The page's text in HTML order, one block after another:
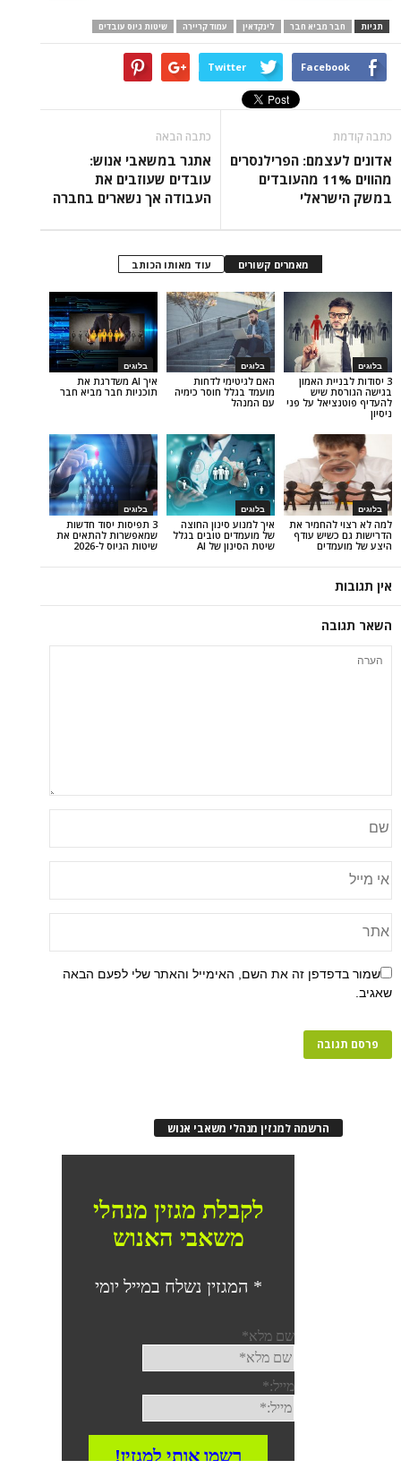
חבר לינקדאין עמוד קריירה שיטות גיוס עובדים
Twitter
הפרילנסרים
מהווים 11% מהעובדים
אתגר במשאבי אנוש:
עובדים שעוזבים את
העבודה אך נשארים בחברה
עוד מאותו הכותב
בלוגים
איך AI משדרגת את
תוכניות חבר מביא חבר
בלוגים
האם לגיטימי לדחות
מועמד בגלל חוסר כימיה
עם המנהל
האמון
שיש
על פני
בלוגים
3 תפיסות יסוד חדשות
שמאפשרות להתאים את
שיטות הגיוס ל-2026
בלוגים
איך למנוע סינון החוצה
של מועמדים טובים בגלל
שיטת הסינון של AI
את
עודף
זה את השם, האימייל והאתר שלי לפעם הבאה
הרשמה למגזין מנהלי משאבי אנוש